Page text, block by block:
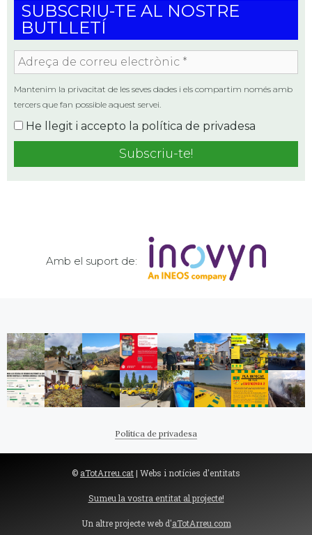
SUBSCRIU-TE AL NOSTRE
BUTLLETÍ
Adreça
de
correu
electrònic
*
Mantenim la privacitat de les seves dades i els compartim només amb
tercers que fan possible aquest servei.
He llegit i accepto la política de privadesa
Amb el suport de:
Política de privadesa
© aTotArreu.cat| Webs i notícies d'entitats
Sumeu la vostra entitat al projecte!
Un altre projecte web d'aTotArreu.com